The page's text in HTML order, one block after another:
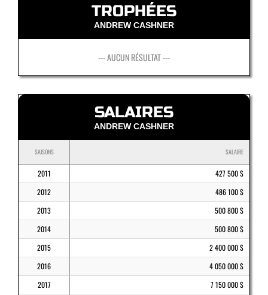
TROPHÉES
ANDREW CASHNER
--- AUCUN RÉSULTAT ---
SALAIRES
ANDREW CASHNER
SAISONS SALAIRE
2011
427 500 $
2012
486 100 $
2013
500 800 $
2014
500 800 $
2015
2 400 000 $
2016
4 050 000 $
2017
7 150 000 $